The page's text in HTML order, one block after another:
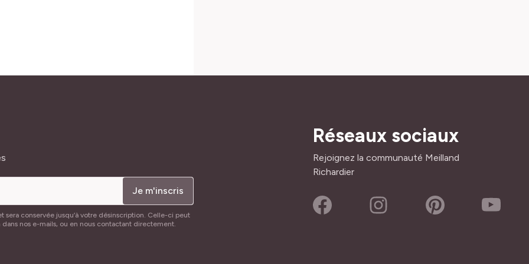
Je m'inscris
conservée jusqu’à votre désinscription. Celle-ci peut
nos e-mails, ou en nous contactant directement.
Réseaux sociaux
Rejoignez la communauté Meilland
Richardier